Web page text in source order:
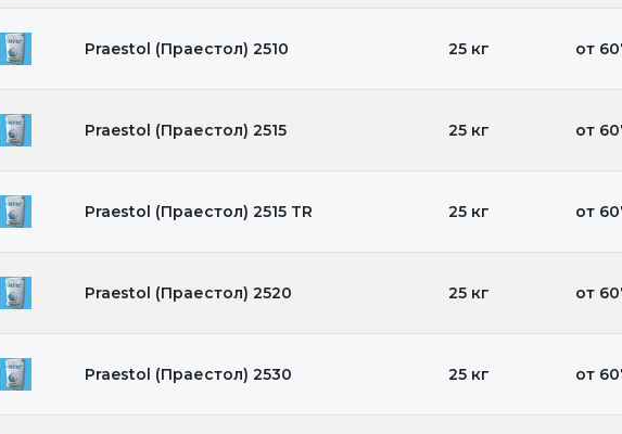
Praestol (Праестол) 2510 25 кг от
Praestol (Праестол) 2515 25 кг от
Praestol (Праестол) 2515 TR 25 кг от
Praestol (Праестол) 2520 25 кг от
Praestol (Праестол) 2530 25 кг от